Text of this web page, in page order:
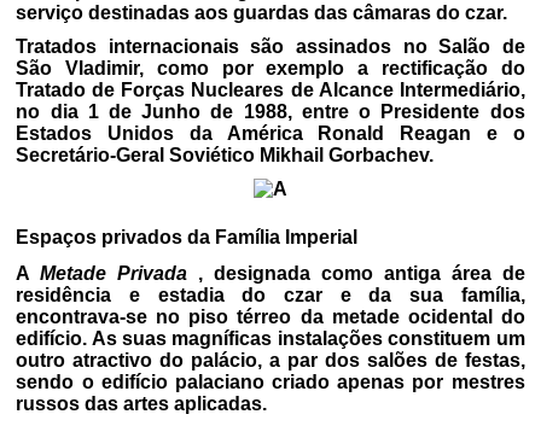
serviço destinadas aos guardas das câmaras do czar.
Tratados internacionais são assinados no Salão de
São Vladimir, como por exemplo a rectificação do
Tratado de Forças Nucleares de Alcance Intermediário,
no dia 1 de Junho de 1988, entre o Presidente dos
Estados Unidos da América Ronald Reagan e o
Secretário-Geral Soviético Mikhail Gorbachev.
Espaços privados da Família Imperial
AMetade Privada , designada como antiga área de
residência e estadia do czar e da sua família,
encontrava-se no piso térreo da metade ocidental do
edifício. As suas magníficas instalações constituem um
outro atractivo do palácio, a par dos salões de festas,
sendo o edifício palaciano criado apenas por mestres
russos das artes aplicadas.